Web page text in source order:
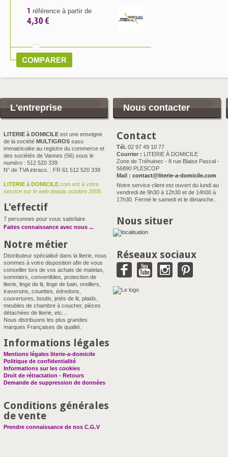
1 référence à partir de
4,30 €
L'entreprise
LITERIE à DOMICILE est une enseigne
de la société MULTIGROS sasu
immatriculée au registre du commerce et
des sociétés de Vannes (56) sous le
numéro : 512 520 339
N° de TVA intraco. : FR 61 512 520 339
LITERIE à DOMICILE .com est à votre
service sur le web depuis octobre 2008.
L'effectif
7 personnes pour vous satisfaire.
Faites connaissance avec nous ...
Notre métier
Distributeur spécialisé dans la literie, nous
sommes à votre disposition afin de vous
conseiller lors de vos achats de matelas,
sommiers, convertibles, protection de
literie, linge de lit, linge de bain, oreillers,
traversins, couettes, édredons,
couvertures, boutis, jetés de lit, plaids,
meubles de chambre à coucher, pièces
détachées de literie, etc...
Nous distribuons les plus grandes
marques Françaises de qualité.
Informations légales
Mentions légales literie-a-domicile
Politique de confidentialité
Informations sur les cookies
Droit de rétractation - Retours
Demande de suppression de données
Conditions générales
de vente
Prendre connaissance de nos C.G.V
Nous contacter
Contact
Tél. 02 97 49 10 77
Courrier : LITERIE À DOMICILE
Zone de Tréhuinec - 8 rue Blaise Pascal -
56890 PLESCOP
Mail : contact@literie-a-domicile.com
Notre service client est ouvert du lundi au
vendredi de 9h30 à 12h30 et de 14h00 à
17h30. Fermé le samedi et le dimanche..
Nous situer
Réseaux sociaux